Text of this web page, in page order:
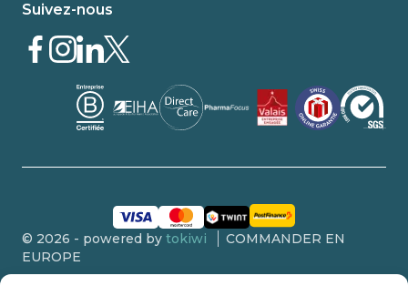
Suivez-nous
© 2026 - powered by tokiwi
COMMANDER EN
EUROPE